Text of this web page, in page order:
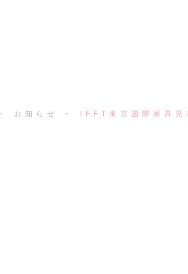
お知らせ IFFT東京国際家具